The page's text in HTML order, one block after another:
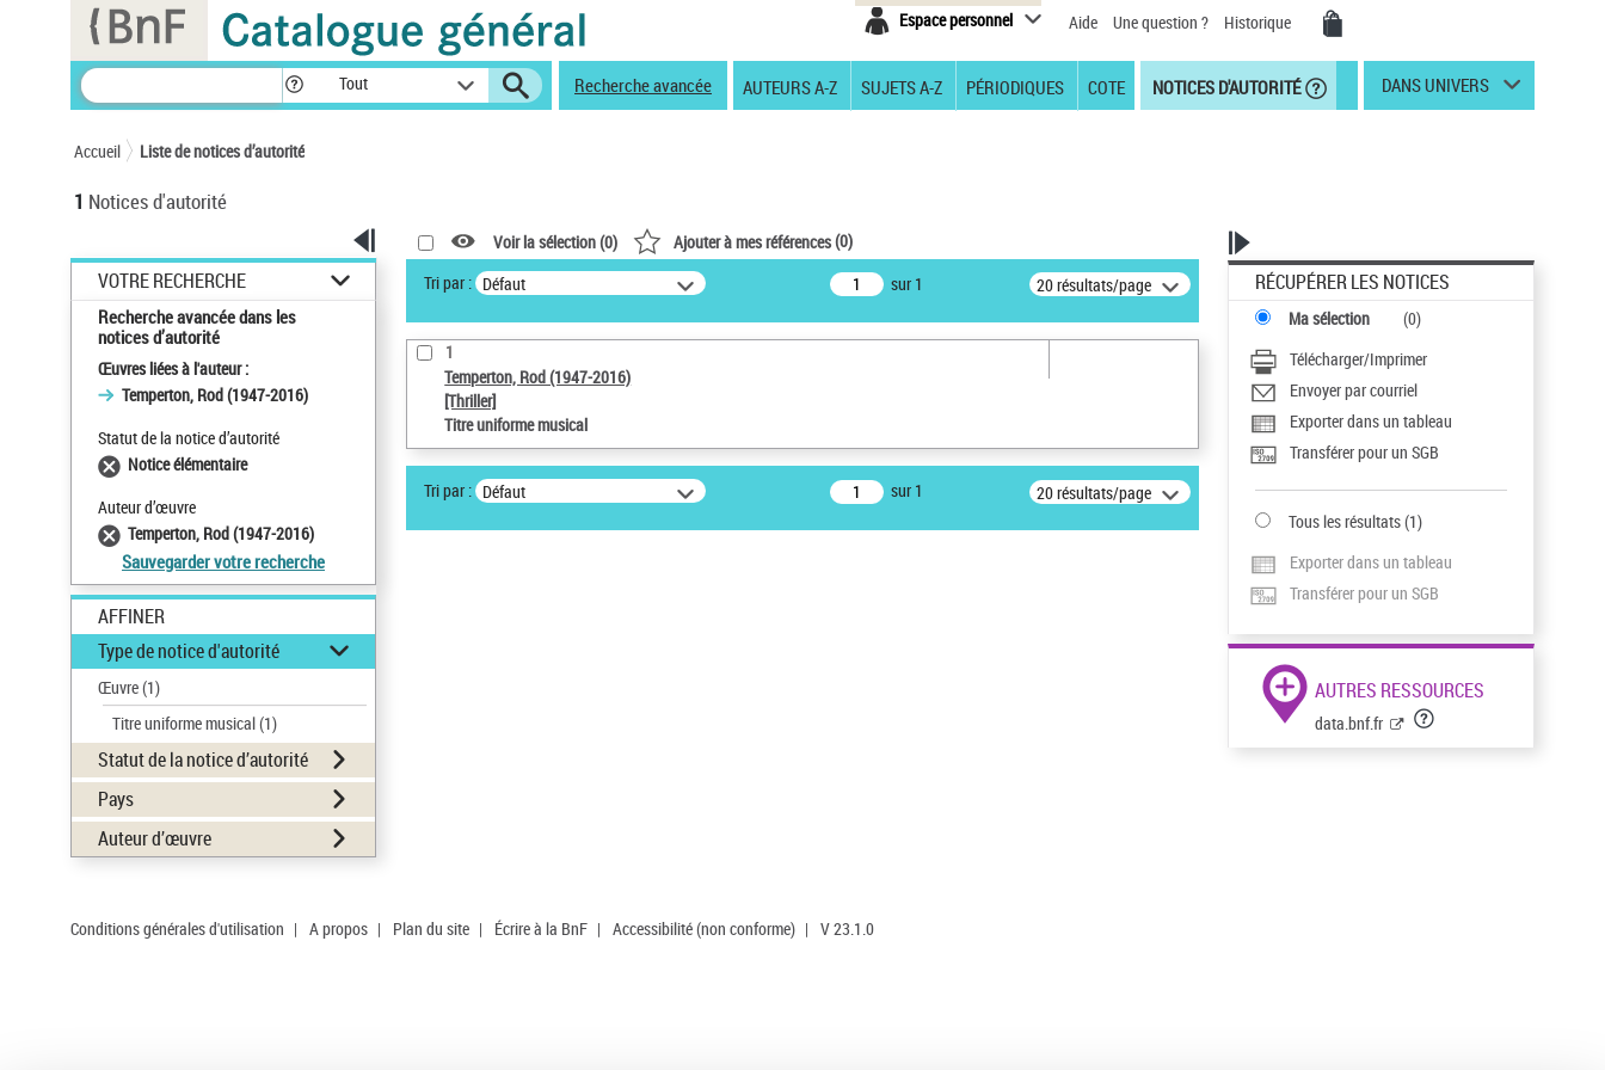
Espace personnel Aide Une question ? Historique
Tout Recherche avancée AUTEURS A-Z SUJETS A-Z PÉRIODIQUES COTE NOTICES D'AUTORITÉ DANS UNIVERS
Accueil Liste de notices d’autorité
1 Notices d'autorité
VOTRE RECHERCHE
Recherche avancée dans les
notices d’autorité
Œuvres liées à l'auteur :
Temperton, Rod (1947-2016)
Statut de la notice d’autorité
Notice élémentaire
Auteur d’œuvre
Temperton, Rod (1947-2016)
Sauvegarder votre recherche
AFFINER
Type de notice d'autorité
Œuvre(1)
Titre uniforme musical(1)
Statut de la notice d’autorité
Pays
Auteur d’œuvre
Voir la sélection (0) Ajouter à mes références(0)
Tri par : Défaut sur 1 20 résultats/page
1
Temperton, Rod (1947-2016)
[Thriller]
Titre uniforme musical
Tri par : Défaut sur 1 20 résultats/page
RÉCUPÉRER LES NOTICES
Ma sélection (0)
Télécharger/Imprimer
Envoyer par courriel
Exporter dans un tableau
Transférer pour un SGB
Tous les résultats(1)
Exporter dans un tableau
Transférer pour un SGB
AUTRES RESSOURCES
data.bnf.fr
Conditions générales d'utilisation | A propos | Plan du site | Écrire à la BnF | Accessibilité (non conforme) | V 23.1.0
Panneau de gestion des cookies